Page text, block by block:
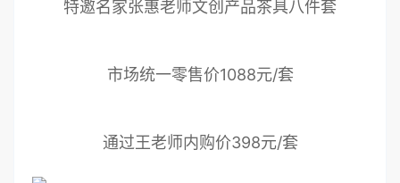
特邀名家张惠老师文创产品茶具八件套
市场统一零售价1088元/套
通过王老师内购价398元/套